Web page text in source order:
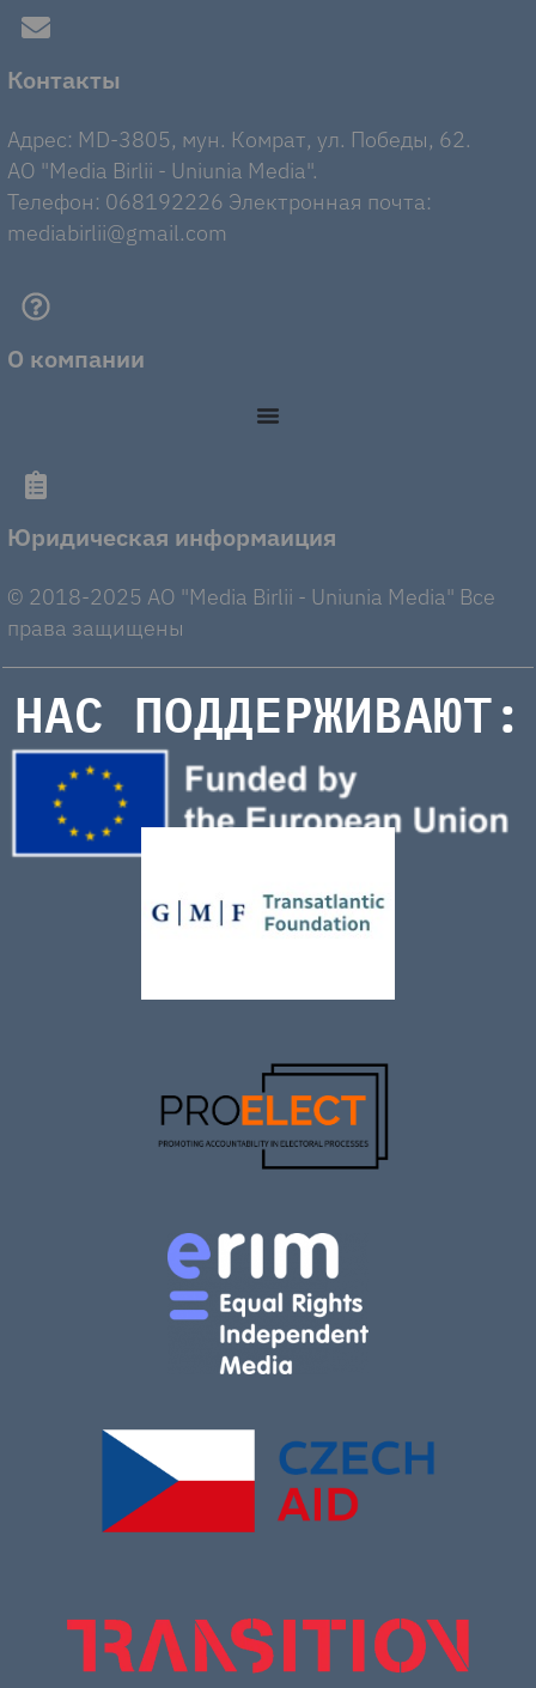
Контакты
Адрес: MD-3805, мун. Комрат, ул. Победы, 62.
AO "Media Birlii - Uniunia Media".
Телефон: 068192226 Электронная почта:
mediabirlii@gmail.com
О компании
Юридическая информаиция
© 2018-2025 AO "Media Birlii - Uniunia Media" Все
права защищены
НАС ПОДДЕРЖИВАЮТ: